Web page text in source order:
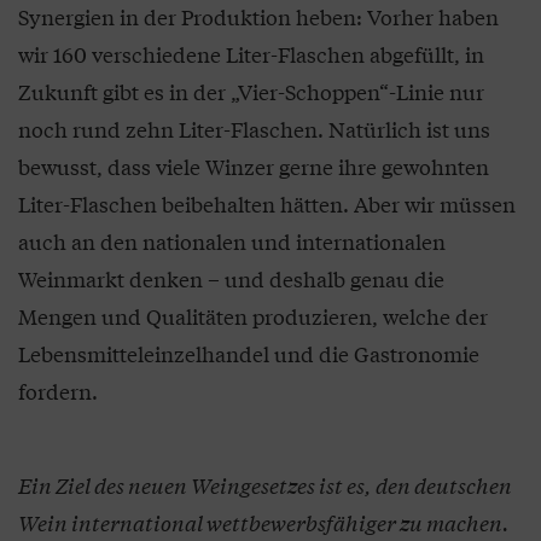
Synergien in der Produktion heben: Vorher haben
wir 160 verschiedene Liter-Flaschen abgefüllt, in
Zukunft gibt es in der „Vier-Schoppen“-Linie nur
noch rund zehn Liter-Flaschen. Natürlich ist uns
bewusst, dass viele Winzer gerne ihre gewohnten
Liter-Flaschen beibehalten hätten. Aber wir müssen
auch an den nationalen und internationalen
Weinmarkt denken – und deshalb genau die
Mengen und Qualitäten produzieren, welche der
Lebensmitteleinzelhandel und die Gastronomie
fordern.
Ein Ziel des neuen Weingesetzes ist es, den deutschen
Wein international wettbewerbsfähiger zu machen.